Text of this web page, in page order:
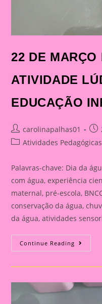
22 DE MARÇO
ATIVIDADE
EDUCAÇÃO
Post
author:
carolinapalhas01
PostAtividades Pedagógicas
Palavras-chave: Dia da
com água, experiência
maternal, pré-escola,
conservação da água,
da água, atividades
Continue Reading 22
DE
DIA